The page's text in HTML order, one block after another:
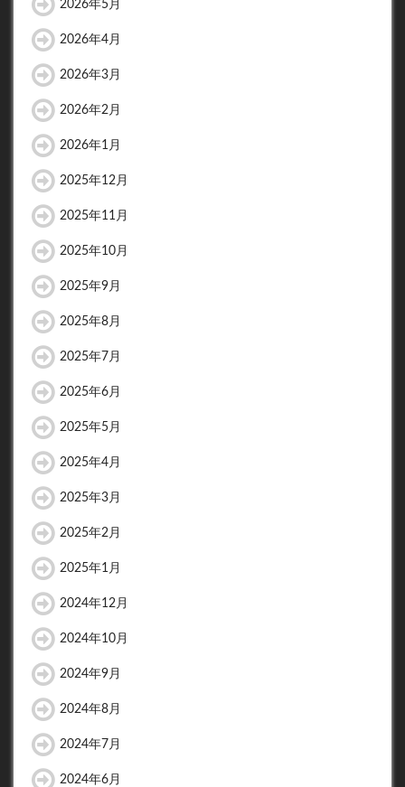
2026年5月
2026年4月
2026年3月
2026年2月
2026年1月
2025年12月
2025年11月
2025年10月
2025年9月
2025年8月
2025年7月
2025年6月
2025年5月
2025年4月
2025年3月
2025年2月
2025年1月
2024年12月
2024年10月
2024年9月
2024年8月
2024年7月
2024年6月